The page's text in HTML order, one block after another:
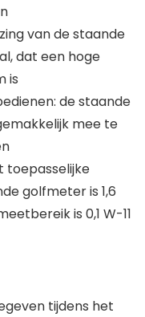
van de staande
dat een hoge
is
de staande
mee te
toepasselijke
golfmeter is 1,6
is 0,1 W-11
tijdens het